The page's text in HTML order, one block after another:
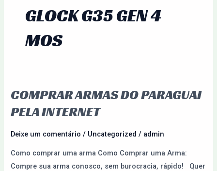
GLOCK G35 GEN 4
MOS
COMPRAR ARMAS DO PARAGUAI
PELA INTERNET
Deixe um comentário / Uncategorized / admin
Como comprar uma arma Como Comprar uma Arma:
Compre sua arma conosco, sem burocracia, rápido! Quer
Comprar
do
Paraguai
Internet